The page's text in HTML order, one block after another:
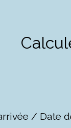
/ Date